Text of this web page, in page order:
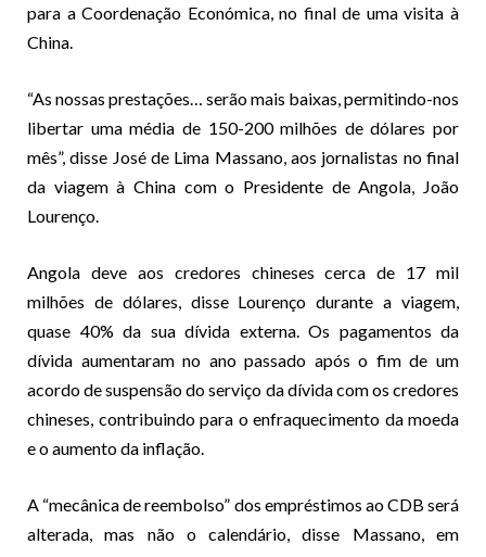
para a Coordenação Económica, no final de uma visita à
China.
“As nossas prestações… serão mais baixas, permitindo-nos
libertar uma média de 150-200 milhões de dólares por
mês”, disse José de Lima Massano, aos jornalistas no final
da viagem à China com o Presidente de Angola, João
Lourenço.
Angola deve aos credores chineses cerca de 17 mil
milhões de dólares, disse Lourenço durante a viagem,
quase 40% da sua dívida externa. Os pagamentos da
dívida aumentaram no ano passado após o fim de um
acordo de suspensão do serviço da dívida com os credores
chineses, contribuindo para o enfraquecimento da moeda
e o aumento da inflação.
A “mecânica de reembolso” dos empréstimos ao CDB será
alterada, mas não o calendário, disse Massano, em